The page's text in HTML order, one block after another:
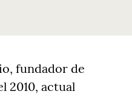
fundador de
2010, actual